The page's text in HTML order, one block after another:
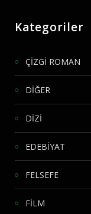
Kategoriler
ÇİZGİ ROMAN
DİĞER
DİZİ
EDEBİYAT
FELSEFE
FİLM